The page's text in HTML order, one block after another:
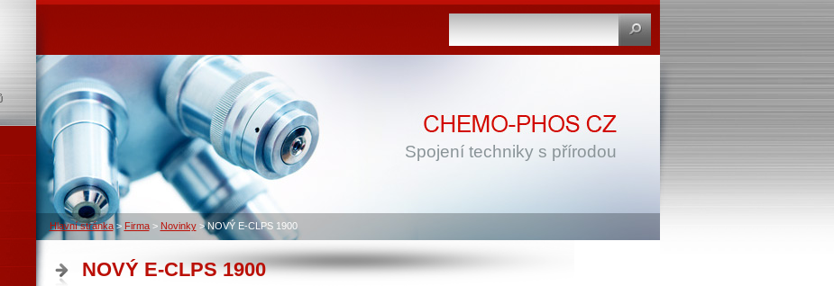
Spojení techniky s přírodou
NOVÝ E-CLPS 1900
Hlavní stránka> Firma> Novinky>NOVÝ E-CLPS 1900